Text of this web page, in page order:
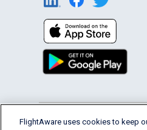
English (USA) 2026
FlightAware uses cookies to keep